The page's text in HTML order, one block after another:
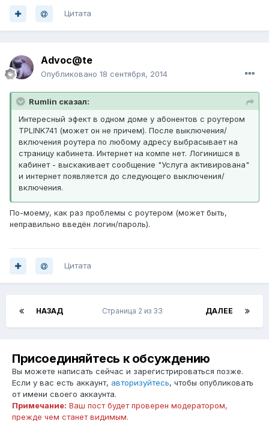
Цитата
Advoc@te
Опубликовано 18 сентября, 2014
Rumlin сказал:
Интересный эфект в одном доме у абонентов с роутером
TPLINK741 (может он не причем). После выключения/
включения роутера по любому адресу выбрасывает на
страницу кабинета. Интернет на компе нет. Логинишся в
кабинет - выскакивает сообщение "Услуга активирована"
и интернет появляется до следующего выключения/
включения.
По-моему, как раз проблемы с роутером (может быть,
неправильно введён логин/пароль).
Цитата
НАЗАД ДАЛЕЕ
Страница 2 из 33
Присоединяйтесь к обсуждению
Вы можете написать сейчас и зарегистрироваться позже.
Если у вас есть аккаунт, авторизуйтесь, чтобы опубликовать
от имени своего аккаунта.
Примечание: Ваш пост будет проверен модератором,
прежде чем станет видимым.